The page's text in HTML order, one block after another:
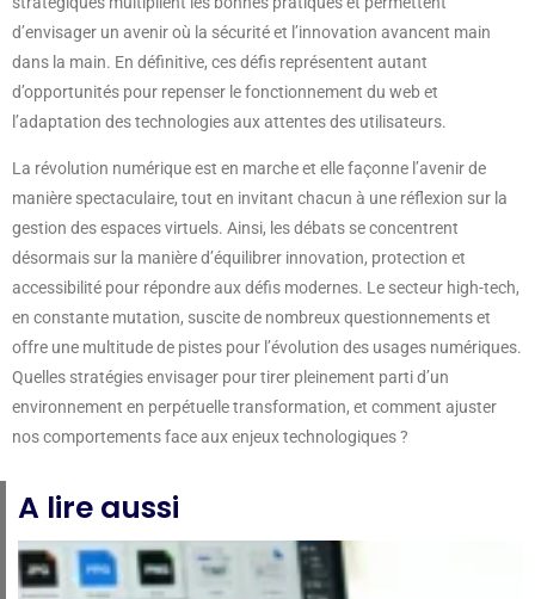
d’envisager un avenir où la sécurité et l’innovation avancent main
dans la main. En définitive, ces défis représentent autant
d’opportunités pour repenser le fonctionnement du web et
l’adaptation des technologies aux attentes des utilisateurs.
La révolution numérique est en marche et elle façonne l’avenir de
manière spectaculaire, tout en invitant chacun à une réflexion sur la
gestion des espaces virtuels. Ainsi, les débats se concentrent
désormais sur la manière d’équilibrer innovation, protection et
accessibilité pour répondre aux défis modernes. Le secteur high-tech,
en constante mutation, suscite de nombreux questionnements et
offre une multitude de pistes pour l’évolution des usages numériques.
Quelles stratégies envisager pour tirer pleinement parti d’un
environnement en perpétuelle transformation, et comment ajuster
nos comportements face aux enjeux technologiques ?
A lire aussi